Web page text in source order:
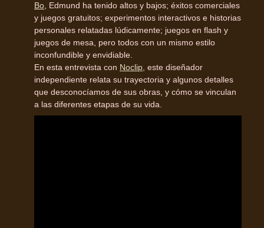
Bo, Edmund ha tenido altos y bajos; éxitos comerciales
y juegos gratuitos; experimentos interactivos e historias
personales relatadas lúdicamente; juegos en flash y
juegos de mesa, pero todos con un mismo estilo
inconfundible y envidiable.
En esta entrevista con Noclip, este diseñador
independiente relata su trayectoria y algunos detalles
que desconocíamos de sus obras, y cómo se vinculan
a las diferentes etapas de su vida.